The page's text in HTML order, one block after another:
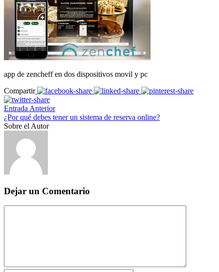
app de zencheff en dos dispositivos movil y pc
Compartir
Entrada Anterior
¿Por qué debes tener un sistema de reserva online?
Sobre el Autor
Dejar un Comentario